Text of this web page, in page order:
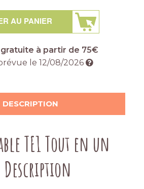
AU PANIER
gratuite à partir de 75€
le 12/08/2026
DESCRIPTION
TE1 Tout en un